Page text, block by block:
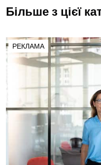
Більше з цієї
РЕКЛАМА